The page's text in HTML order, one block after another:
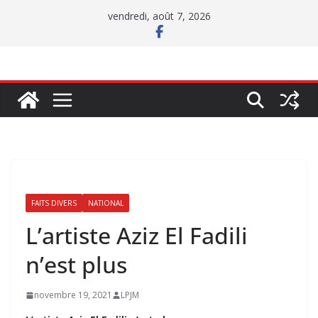
vendredi, août 7, 2026
FAITS DIVERS NATIONAL
L’artiste Aziz El Fadili
n’est plus
novembre 19, 2021 LPJM